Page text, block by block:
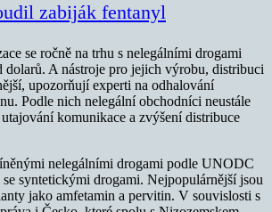
zabiják fentanyl
se ročně na trhu s nelegálními drogami
A nástroje pro jejich výrobu, distribuci
upozorňují experti na odhalování
Podle nich nelegální obchodníci neustále
komunikace a zvýšení distribuce
nelegálními drogami podle UNODC
syntetickými drogami. Nejpopulárnější jsou
jako amfetamin a pervitin. V souvislosti s